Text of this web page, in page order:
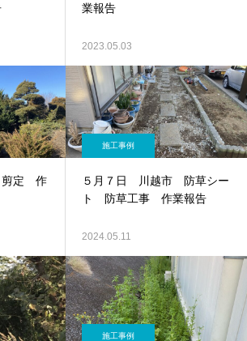
業報告
2023.05.03
剪定 作
施工事例
５月７日 川越市 防草シー
ト 防草工事 作業報告
2024.05.11
施工事例